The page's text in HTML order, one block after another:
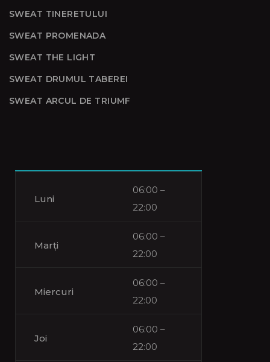
SWEAT TINERETULUI
SWEAT PROMENADA
SWEAT THE LIGHT
SWEAT DRUMUL TABEREI
SWEAT ARCUL DE TRIUMF
Luni
06:00 –
22:00
Marți
06:00 –
22:00
Miercuri
06:00 –
22:00
Joi
06:00 –
22:00